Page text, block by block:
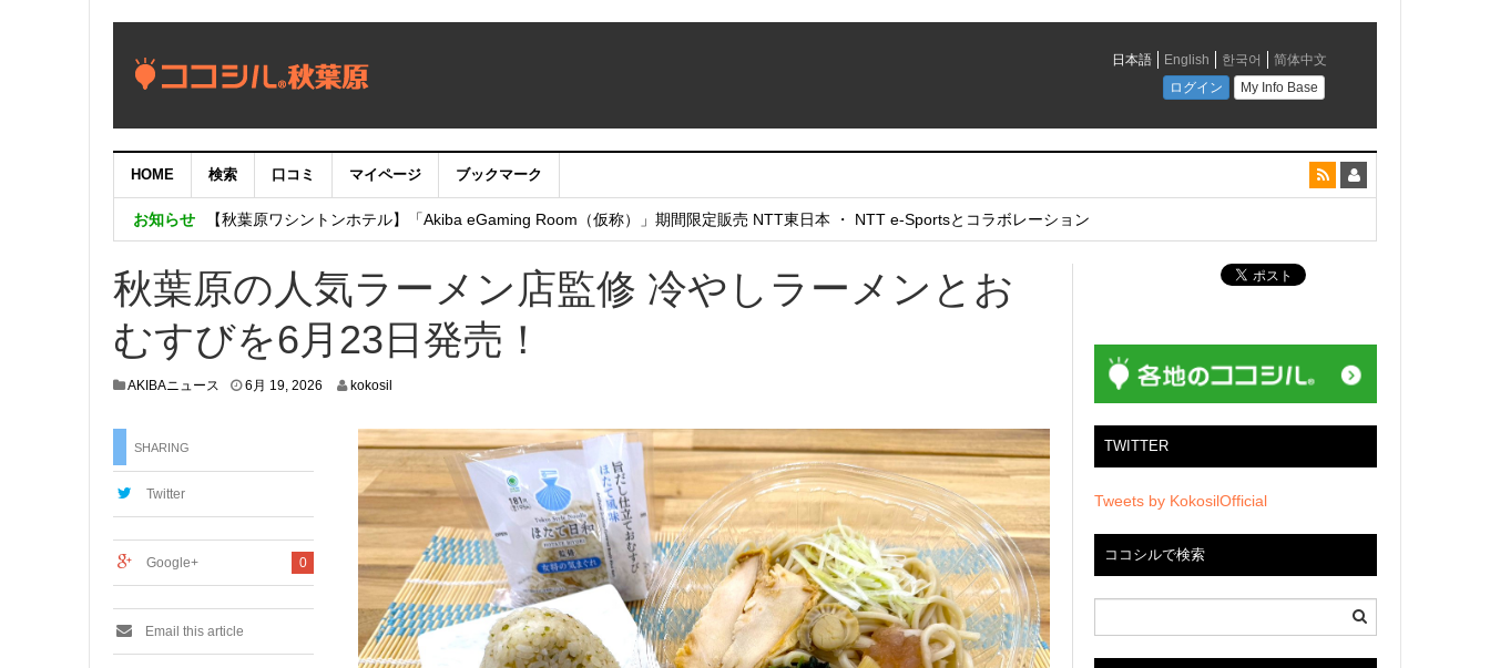
HOME 検索 口コミ マイページ ブックマーク
お知らせ
【重要：9月5日（火）22時】ココシル：アカウントサービス移行のお知らせ
【秋葉原ワシントンホテル】「Akiba eGaming Room（仮称）」期間限定販売 NTT東日本 ・ NTT e-Sportsとコラボレーション
秋葉原の人気ラーメン店監修 冷やしラーメンとお
むすびを6月23日発売！
AKIBAニュース 6月 19, 2026 kokosil
SHARING
Twitter
0
Google+
Email this article
TWITTER
Tweets by KokosilOfficial
ココシルで検索